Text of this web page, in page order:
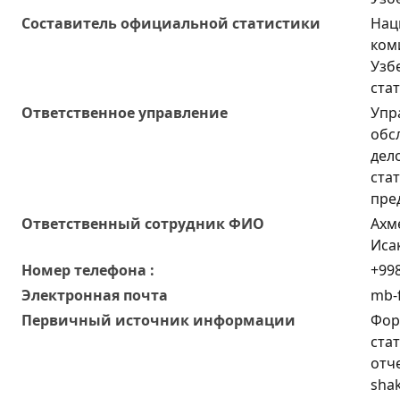
Составитель официальной статистики
Ответственное управление
Oтветственный сотрудник ФИО
Номер телефона :
Электронная почта
Первичный источник информации